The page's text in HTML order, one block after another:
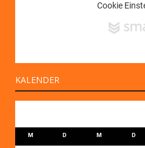
KALENDER
M D M D